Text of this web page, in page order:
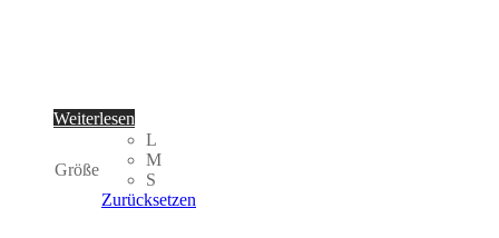
Weiterlesen
Größe
L
M
S
Zurücksetzen